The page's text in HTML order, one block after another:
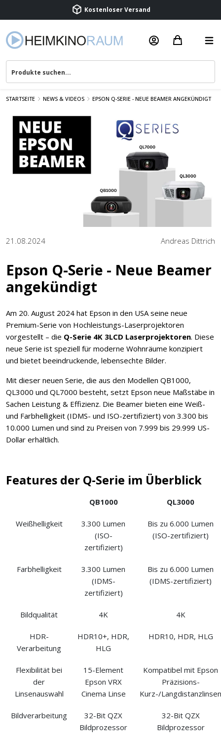
Kostenloser Versand
Beratung & Service
STARTSEITE NEWS & VIDEOS EPSON Q-SERIE - NEUE BEAMER ANGEKÜNDIGT
21.08.2024 Andreas Dittrich
Epson Q-Serie - Neue Beamer
angekündigt
Am 20. August 2024 hat Epson in den USA seine neue
Premium-Serie von Hochleistungs-Laserprojektoren
vorgestellt – die Q-Serie 4K 3LCD Laserprojektoren. Diese
neue Serie ist speziell für moderne Wohnräume konzipiert
und bietet beeindruckende, lebensechte Bilder.
Mit dieser neuen Serie, die aus den Modellen QB1000,
QL3000 und QL7000 besteht, setzt Epson neue Maßstäbe in
Sachen Leistung & Effizienz. Die Beamer bieten eine Weiß-
und Farbhelligkeit (IDMS- und ISO-zertifiziert) von 3.300 bis
10.000 Lumen und sind zu Preisen von 7.999 bis 29.999 US-
Dollar erhältlich.
Features der Q-Serie im Überblick
QB1000 QL3000
Weißhelligkeit
3.300 Lumen
(ISO-
zertifiziert)
Bis zu 6.000 Lumen
(ISO-zertifiziert)
Farbhelligkeit
3.300 Lumen
(IDMS-
zertifiziert)
Bis zu 6.000 Lumen
(IDMS-zertifiziert)
Bildqualität 4K 4K
HDR-
Verarbeitung
HDR10+, HDR,
HLG
HDR10, HDR, HLG
Flexibilität bei
der
Linsenauswahl
15-Element
Epson VRX
Cinema Linse
Kompatibel mit Epson
Präzisions-
Kurz-/Langdistanzlinsen
Bildverarbeitung
32-Bit QZX
Bildprozessor
32-Bit QZX
Bildprozessor